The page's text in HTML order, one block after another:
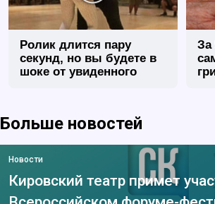
Ролик длится пару
секунд, но вы будете в
шоке от увиденного
За
Больше новостей
Новости
Кировский театр примет